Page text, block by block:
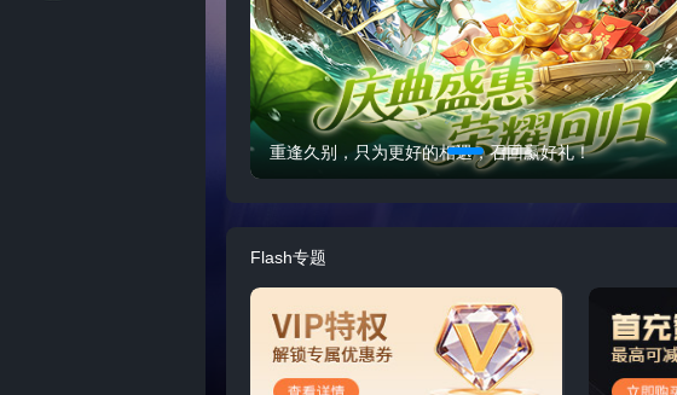
重逢久别，只为更好的相遇，召回赢好礼！
Flash专题